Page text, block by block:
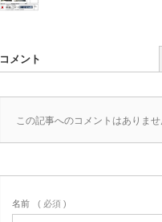
コメント
この記事へのコメントはありませ
名前 ( 必須 )